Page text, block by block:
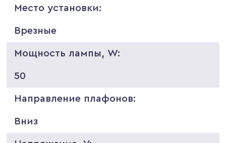
Место установки:
Врезные
Мощность лампы, W:
50
Направление плафонов:
Вниз